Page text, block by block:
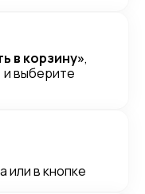
в корзину»,
выберите
или в кнопке